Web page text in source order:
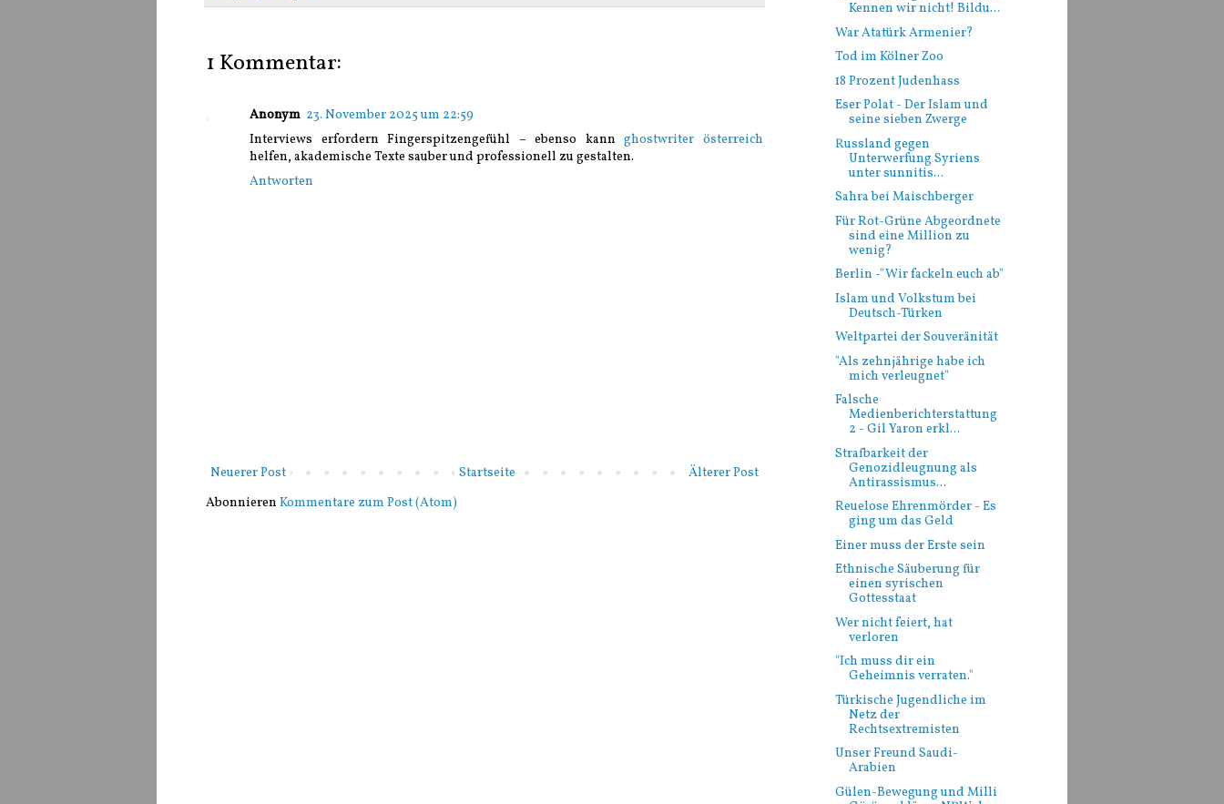
1 Kommentar:
Anonym 23. November 2025 um 22:59
Interviews erfordern Fingerspitzengefühl – ebenso kannghostwriter österreich
helfen, akademische Texte sauber und professionell zu gestalten.
Antworten
Neuerer Post Älterer Post
Startseite
Abonnieren Kommentare zum Post (Atom)
Kennen wir nicht! Bildu...
War Atatürk Armenier?
Tod im Kölner Zoo
18 Prozent Judenhass
Eser Polat - Der Islam und
seine sieben Zwerge
Russland gegen
Unterwerfung Syriens
unter sunnitis...
Sahra bei Maischberger
Für Rot-Grüne Abgeordnete
sind eine Million zu
wenig?
Berlin -"Wir fackeln euch ab"
Islam und Volkstum bei
Deutsch-Türken
Weltpartei der Souveränität
"Als zehnjährige habe ich
mich verleugnet"
Falsche
Medienberichterstattung
2 - Gil Yaron erkl...
Strafbarkeit der
Genozidleugnung als
Antirassismus...
Reuelose Ehrenmörder - Es
ging um das Geld
Einer muss der Erste sein
Ethnische Säuberung für
einen syrischen
Gottesstaat
Wer nicht feiert, hat
verloren
"Ich muss dir ein
Geheimnis verraten."
Türkische Jugendliche im
Netz der
Rechtsextremisten
Unser Freund Saudi-
Arabien
Gülen-Bewegung und Milli